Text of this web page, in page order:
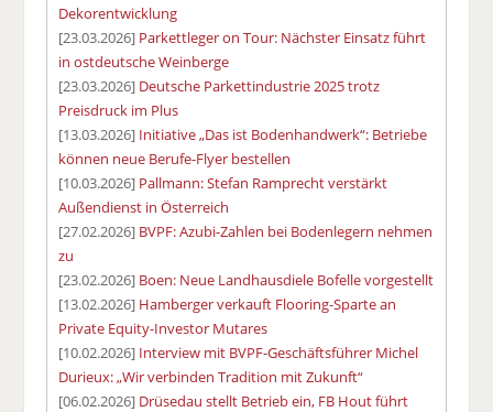
Dekorentwicklung
[23.03.2026] Parkettleger on Tour: Nächster Einsatz führt
in ostdeutsche Weinberge
[23.03.2026] Deutsche Parkettindustrie 2025 trotz
Preisdruck im Plus
[13.03.2026] Initiative „Das ist Bodenhandwerk“: Betriebe
können neue Berufe-Flyer bestellen
[10.03.2026] Pallmann: Stefan Ramprecht verstärkt
Außendienst in Österreich
[27.02.2026] BVPF: Azubi-Zahlen bei Bodenlegern nehmen
zu
[23.02.2026] Boen: Neue Landhausdiele Bofelle vorgestellt
[13.02.2026] Hamberger verkauft Flooring-Sparte an
Private Equity-Investor Mutares
[10.02.2026] Interview mit BVPF-Geschäftsführer Michel
Durieux: „Wir verbinden Tradition mit Zukunft“
[06.02.2026] Drüsedau stellt Betrieb ein, FB Hout führt